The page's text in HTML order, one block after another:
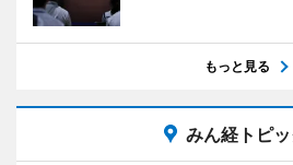
もっと見る
みん経トピ